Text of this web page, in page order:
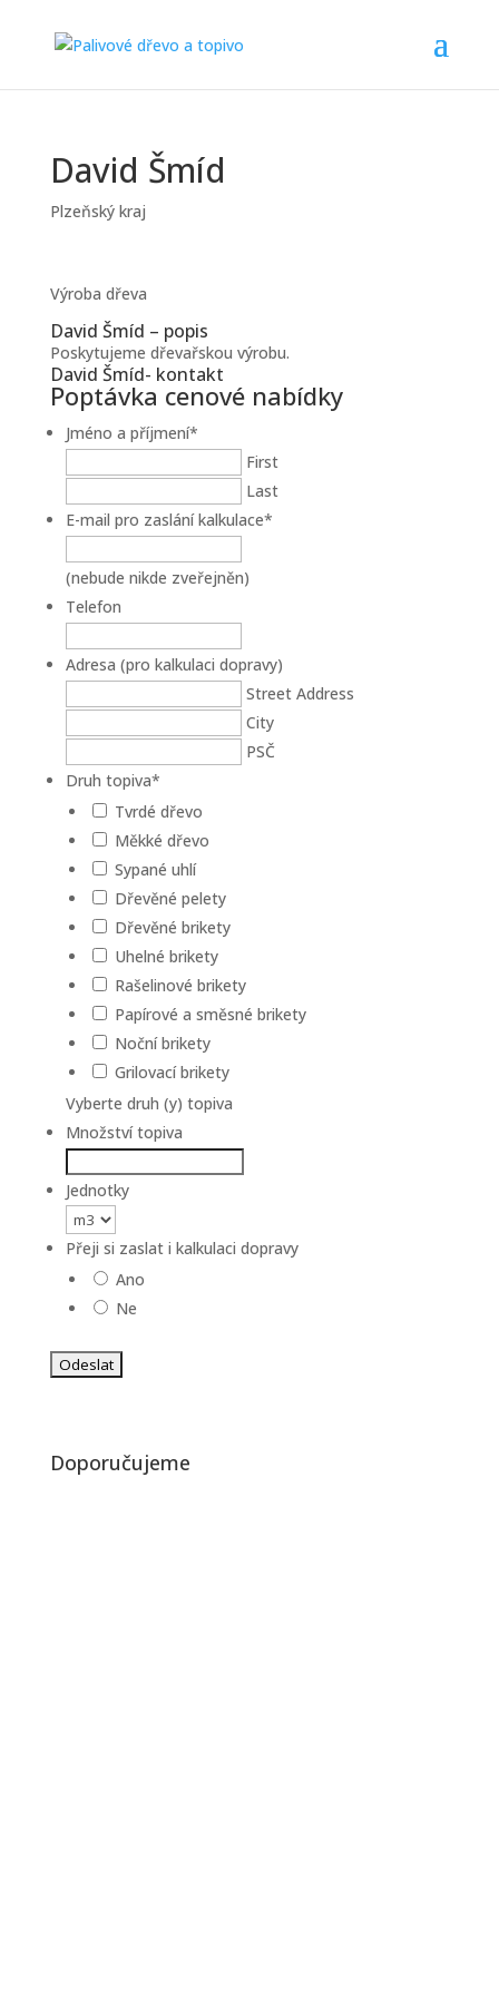
David Šmíd
Plzeňský kraj
Výroba dřeva
David Šmíd – popis
Poskytujeme dřevařskou výrobu.
David Šmíd- kontakt
Poptávka cenové nabídky
Jméno a příjmení*
First
Last
E-mail pro zaslání kalkulace*
(nebude nikde zveřejněn)
Telefon
Adresa (pro kalkulaci dopravy)
Street Address
City
PSČ
Druh topiva*
Tvrdé dřevo
Měkké dřevo
Sypané uhlí
Dřevěné pelety
Dřevěné brikety
Uhelné brikety
Rašelinové brikety
Papírové a směsné brikety
Noční brikety
Grilovací brikety
Vyberte druh (y) topiva
Množství topiva
Jednotky
Přeji si zaslat i kalkulaci dopravy
Ano
Ne
Doporučujeme